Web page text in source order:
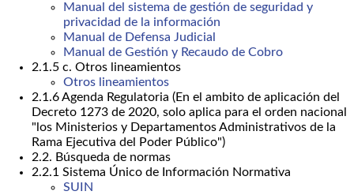
Manual del sistema de gestión de seguridad y
privacidad de la información
Manual de Defensa Judicial
Manual de Gestión y Recaudo de Cobro
2.1.5 c. Otros lineamientos
Otros lineamientos
2.1.6 Agenda Regulatoria (En el ambito de aplicación del
Decreto 1273 de 2020, solo aplica para el orden nacional
"los Ministerios y Departamentos Administrativos de la
Rama Ejecutiva del Poder Público")
2.2. Búsqueda de normas
2.2.1 Sistema Único de Información Normativa
SUIN